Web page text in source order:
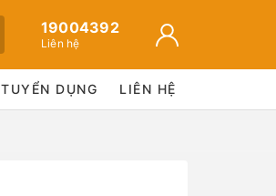
19004392
Liên hệ
TUYỂN DỤNG LIÊN HỆ